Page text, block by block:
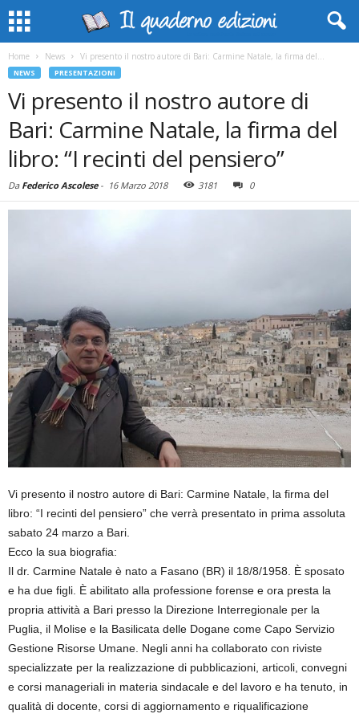
Home News Vi presento il nostro autore di Bari: Carmine Natale, la firma del...
NEWS PRESENTAZIONI
Vi presento il nostro autore di
Bari: Carmine Natale, la firma del
libro: “I recinti del pensiero”
Da Federico Ascolese- 16 Marzo 2018 3181 0
Vi presento il nostro autore di Bari: Carmine Natale, la firma del
libro: “I recinti del pensiero” che verrà presentato in prima assoluta
sabato 24 marzo a Bari.
Ecco la sua biografia:
Il dr. Carmine Natale è nato a Fasano (BR) il 18/8/1958. È sposato
e ha due figli. È abilitato alla professione forense e ora presta la
propria attività a Bari presso la Direzione Interregionale per la
Puglia, il Molise e la Basilicata delle Dogane come Capo Servizio
Gestione Risorse Umane. Negli anni ha collaborato con riviste
specializzate per la realizzazione di pubblicazioni, articoli, convegni
e corsi manageriali in materia sindacale e del lavoro e ha tenuto, in
qualità di docente, corsi di aggiornamento e riqualificazione